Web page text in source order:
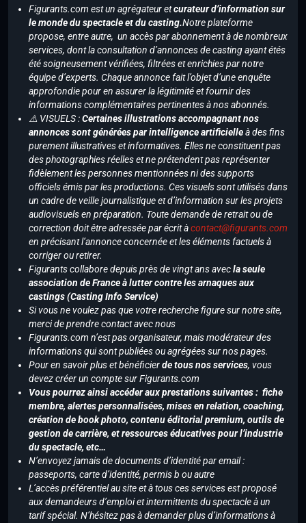
Figurants.com est un agrégateur etcurateur d’information sur
le monde du spectacle et du casting.Notre plateforme
propose, entre autre, un accès par abonnement à de nombreux
services, dont la consultation d’annonces de casting ayant étés
été soigneusement vérifiées, filtrées et enrichies par notre
équipe d’experts. Chaque annonce fait l’objet d’une enquête
approfondie pour en assurer la légitimité et fournir des
informations complémentaires pertinentes à nos abonnés.
⚠️ VISUELS :Certaines illustrations accompagnant nos
annonces sont générées par intelligence artificielleà des fins
purement illustratives et informatives. Elles ne constituent pas
des photographies réelles et ne prétendent pas représenter
fidèlement les personnes mentionnées ni des supports
officiels émis par les productions. Ces visuels sont utilisés dans
un cadre de veille journalistique et d’information sur les projets
audiovisuels en préparation. Toute demande de retrait ou de
correction doit être adressée par écrit àcontact@figurants.com
en précisant l’annonce concernée et les éléments factuels à
corriger ou retirer.
Figurants collabore depuis près de vingt ans avecla seule
association de France à lutter contre les arnaques aux
castings (Casting Info Service)
Si vous ne voulez pas que votre recherche figure sur notre site,
merci de prendre contact avec nous
Figurants.com n’est pas organisateur, mais modérateur des
informations qui sont publiées ou agrégées sur nos pages.
Pour en savoir plus et bénéficierde tous nos services, vous
devez créer un compte sur Figurants.com
Vous pourrez ainsi accéder aux prestations suivantes : fiche
membre, alertes personnalisées, mises en relation, coaching,
création de book photo, contenu éditorial premium, outils de
gestion de carrière, et ressources éducatives pour l’industrie
du spectacle, etc…
N’envoyez jamais de documents d’identité par email :
passeports, carte d’identité, permis b ou autre
L’accès préférentiel au site et à tous ces services est proposé
aux demandeurs d’emploi et intermittents du spectacle à un
tarif spécial. N’hésitez pas à demander plus d’informations à